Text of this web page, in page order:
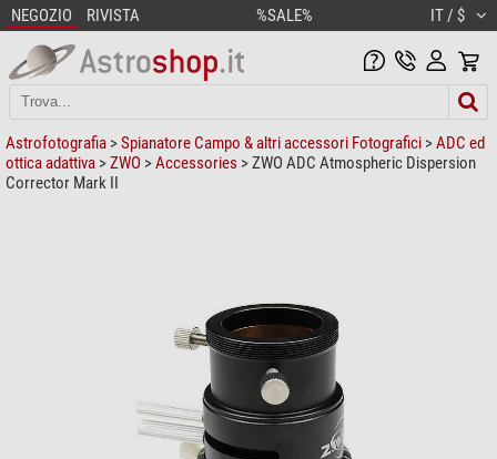
NEGOZIO RIVISTA %SALE% IT / $
Astrofotografia >Spianatore Campo & altri accessori Fotografici >ADC ed
ottica adattiva >ZWO >Accessories > ZWO ADC Atmospheric Dispersion
Corrector Mark II